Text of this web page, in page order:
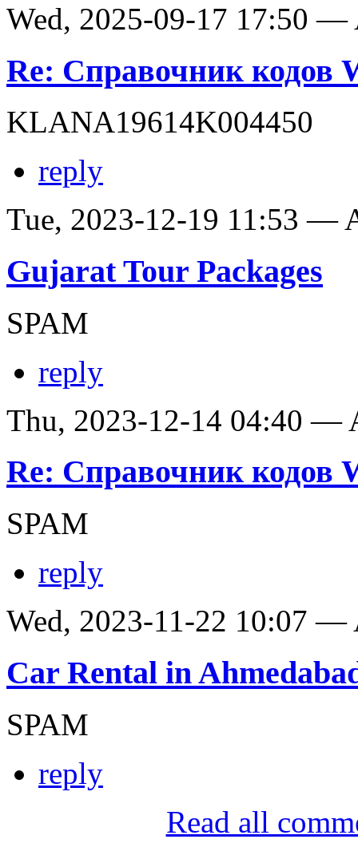
Wed, 2025-09-17 17:50 —
Re: Справочник кодов
KLANA19614K004450
reply
Tue, 2023-12-19 11:53 —
Gujarat Tour Packages
SPAM
reply
Thu, 2023-12-14 04:40 —
Re: Справочник кодов
SPAM
reply
Wed, 2023-11-22 10:07 —
Car Rental in
SPAM
reply
Read all